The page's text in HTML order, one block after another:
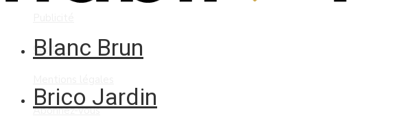
Contact
Abonnez-vous
Blanc Brun
Brico Jardin